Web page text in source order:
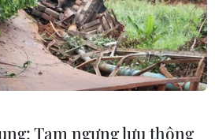
mới giúp kéo
bệnh nhân
Tạm ngưng lưu thông